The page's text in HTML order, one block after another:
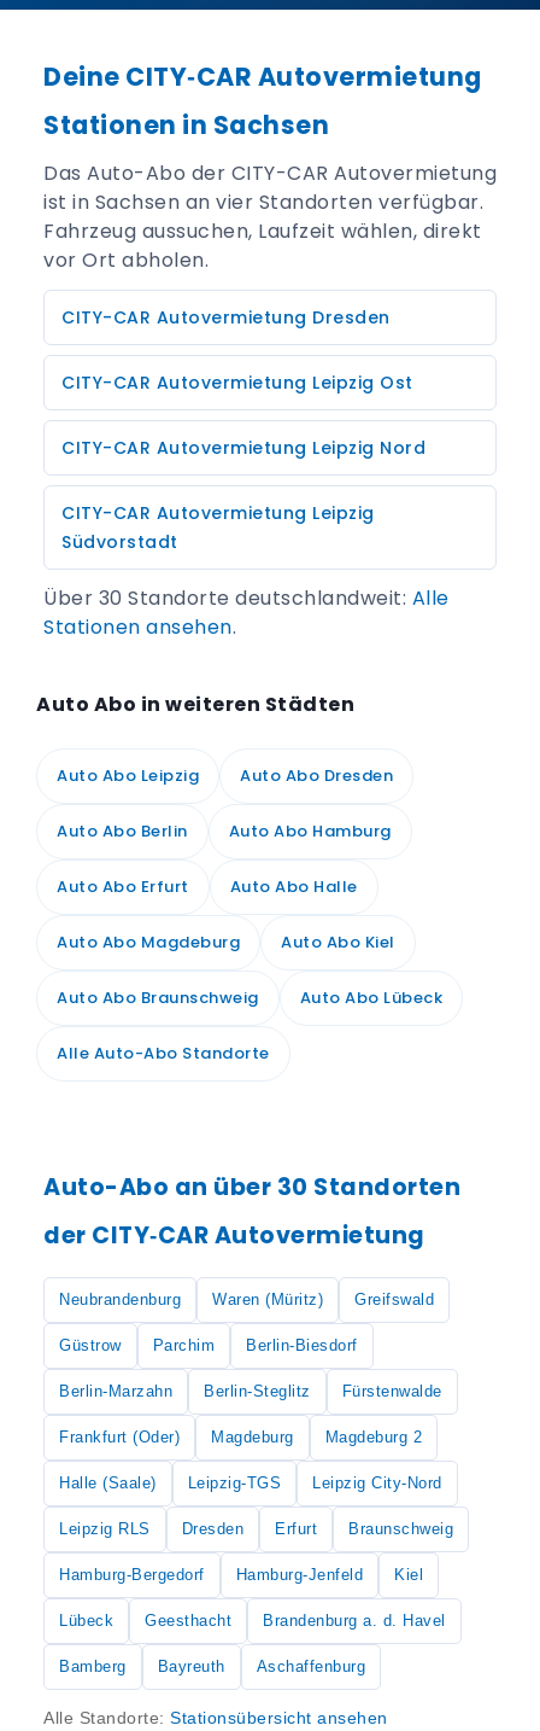
Deine CITY‑CAR Autovermietung
Stationen in Sachsen
Das Auto-Abo der CITY-CAR Autovermietung
ist in Sachsen an vier Standorten verfügbar.
Fahrzeug aussuchen, Laufzeit wählen, direkt
vor Ort abholen.
CITY-CAR Autovermietung Dresden
CITY-CAR Autovermietung Leipzig Ost
CITY-CAR Autovermietung Leipzig Nord
CITY-CAR Autovermietung Leipzig
Südvorstadt
Über 30 Standorte deutschlandweit: Alle
Stationen ansehen.
Auto Abo in weiteren Städten
Auto Abo Leipzig Auto Abo Dresden
Auto Abo Berlin Auto Abo Hamburg
Auto Abo Erfurt Auto Abo Halle
Auto Abo Magdeburg Auto Abo Kiel
Auto Abo Braunschweig Auto Abo Lübeck
Alle Auto-Abo Standorte
Auto-Abo an über 30 Standorten
der CITY‑CAR Autovermietung
Neubrandenburg Waren (Müritz) Greifswald
Güstrow Parchim Berlin-Biesdorf
Berlin-Marzahn Berlin-Steglitz Fürstenwalde
Frankfurt (Oder) Magdeburg Magdeburg 2
Halle (Saale) Leipzig-TGS Leipzig City-Nord
Leipzig RLS Dresden Erfurt Braunschweig
Hamburg-Bergedorf Hamburg-Jenfeld Kiel
Lübeck Geesthacht Brandenburg a. d. Havel
Bamberg Bayreuth Aschaffenburg
Alle Standorte: Stationsübersicht ansehen